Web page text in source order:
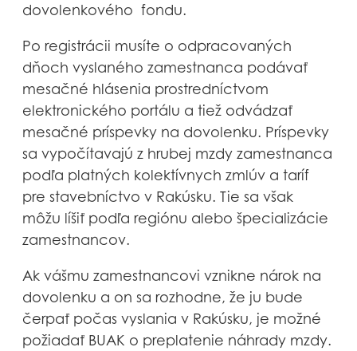
dovolenkového fondu.
Po registrácii musíte o odpracovaných
dňoch vyslaného zamestnanca podávať
mesačné hlásenia prostredníctvom
elektronického portálu a tiež odvádzať
mesačné príspevky na dovolenku. Príspevky
sa vypočítavajú z hrubej mzdy zamestnanca
podľa platných kolektívnych zmlúv a taríf
pre stavebníctvo v Rakúsku. Tie sa však
môžu líšiť podľa regiónu alebo špecializácie
zamestnancov.
Ak vášmu zamestnancovi vznikne nárok na
dovolenku a on sa rozhodne, že ju bude
čerpať počas vyslania v Rakúsku, je možné
požiadať BUAK o preplatenie náhrady mzdy.